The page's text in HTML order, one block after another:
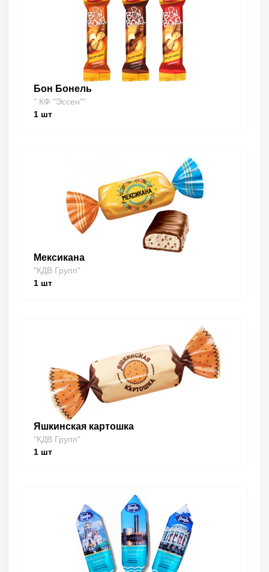
Бон Бонель
" КФ "Эссен""
1 шт
Мексикана
"КДВ Групп"
1 шт
Яшкинская картошка
"КДВ Групп"
1 шт